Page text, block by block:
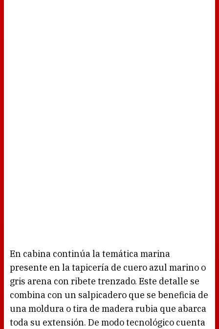
En cabina continúa la temática marina
presente en la tapicería de cuero azul marino o
gris arena con ribete trenzado. Este detalle se
combina con un salpicadero que se beneficia de
una moldura o tira de madera rubia que abarca
toda su extensión. De modo tecnológico cuenta